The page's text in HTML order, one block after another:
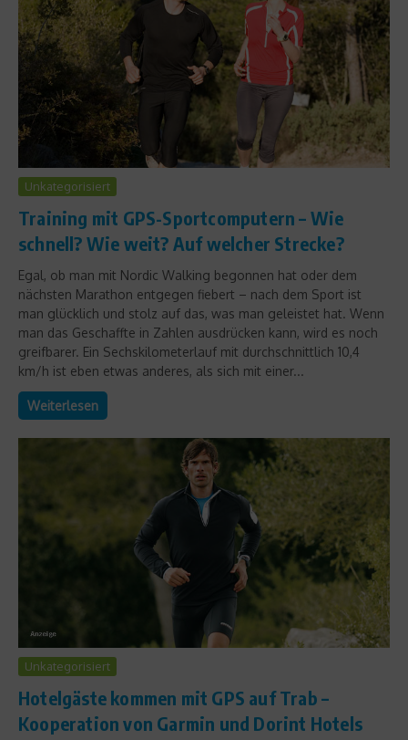
Unkategorisiert
Training mit GPS-Sportcomputern – Wie
schnell? Wie weit? Auf welcher Strecke?
Egal, ob man mit Nordic Walking begonnen hat oder dem
nächsten Marathon entgegen fiebert – nach dem Sport ist
man glücklich und stolz auf das, was man geleistet hat. Wenn
man das Geschaffte in Zahlen ausdrücken kann, wird es noch
greifbarer. Ein Sechskilometerlauf mit durchschnittlich 10,4
km/h ist eben etwas anderes, als sich mit einer...
Weiterlesen
Unkategorisiert
Hotelgäste kommen mit GPS auf Trab –
Kooperation von Garmin und Dorint Hotels